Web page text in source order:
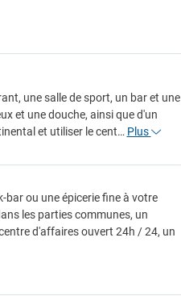
une salle de sport, un bar et une
et une douche, ainsi que d'un
et utiliser le cent… Plus
bar ou une épicerie fine à votre
les parties communes, un
d'affaires ouvert 24h / 24, un